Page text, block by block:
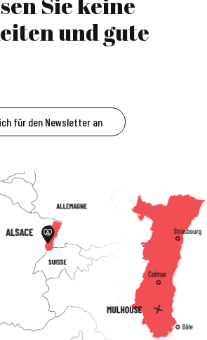
und gute
für den Newsletter an